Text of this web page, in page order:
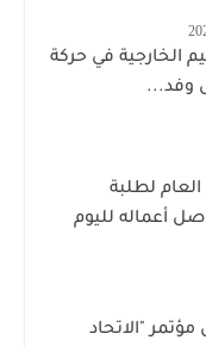
الخارجية في حركة
وفد...
العام لطلبة
أعماله لليوم
"الاتحاد